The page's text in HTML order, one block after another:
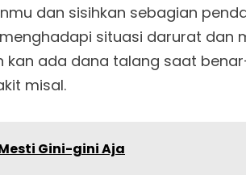
dan sisihkan sebagian
situasi darurat dan
kan ada dana talang saat
misal.
Gini-gini Aja